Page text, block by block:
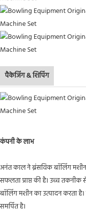
पैकेजिंग & शिपिंग
कंपनी के लाभ
अनंत काल ने ब्रंसविक बॉलिंग
सफलता प्राप्त की है। उच्च
बॉलिंग मशीन का उत्पादन करता
समर्पित है।